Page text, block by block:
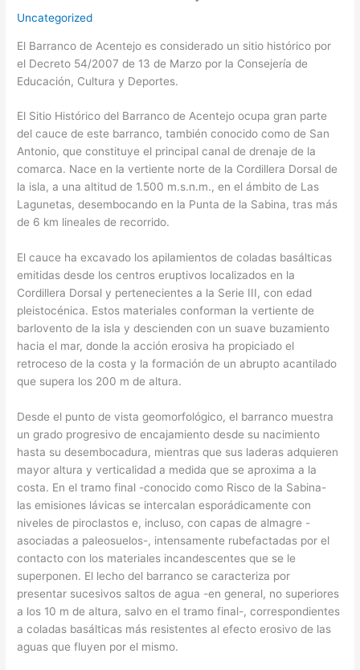
Uncategorized
El Barranco de Acentejo es considerado un sitio histórico por
el Decreto 54/2007 de 13 de Marzo por la Consejería de
Educación, Cultura y Deportes.
El Sitio Histórico del Barranco de Acentejo ocupa gran parte
del cauce de este barranco, también conocido como de San
Antonio, que constituye el principal canal de drenaje de la
comarca. Nace en la vertiente norte de la Cordillera Dorsal de
la isla, a una altitud de 1.500 m.s.n.m., en el ámbito de Las
Lagunetas, desembocando en la Punta de la Sabina, tras más
de 6 km lineales de recorrido.
El cauce ha excavado los apilamientos de coladas basálticas
emitidas desde los centros eruptivos localizados en la
Cordillera Dorsal y pertenecientes a la Serie III, con edad
pleistocénica. Estos materiales conforman la vertiente de
barlovento de la isla y descienden con un suave buzamiento
hacia el mar, donde la acción erosiva ha propiciado el
retroceso de la costa y la formación de un abrupto acantilado
que supera los 200 m de altura.
Desde el punto de vista geomorfológico, el barranco muestra
un grado progresivo de encajamiento desde su nacimiento
hasta su desembocadura, mientras que sus laderas adquieren
mayor altura y verticalidad a medida que se aproxima a la
costa. En el tramo final -conocido como Risco de la Sabina-
las emisiones lávicas se intercalan esporádicamente con
niveles de piroclastos e, incluso, con capas de almagre -
asociadas a paleosuelos-, intensamente rubefactadas por el
contacto con los materiales incandescentes que se le
superponen. El lecho del barranco se caracteriza por
presentar sucesivos saltos de agua -en general, no superiores
a los 10 m de altura, salvo en el tramo final-, correspondientes
a coladas basálticas más resistentes al efecto erosivo de las
aguas que fluyen por el mismo.